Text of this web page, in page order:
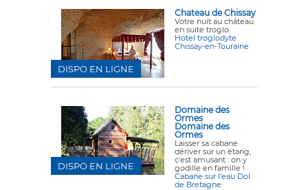
Chateau de Chissay
Votre nuit au château
en suite troglo.
Hotel troglodyte
Chissay-en-Touraine
DISPO EN LIGNE
Domaine des
Ormes
Domaine des
Ormes
Laisser sa cabane
dériver sur un étang,
c'est amusant : on y
godille en famille !
Cabane sur l'eau Dol
de Bretagne
DISPO EN LIGNE